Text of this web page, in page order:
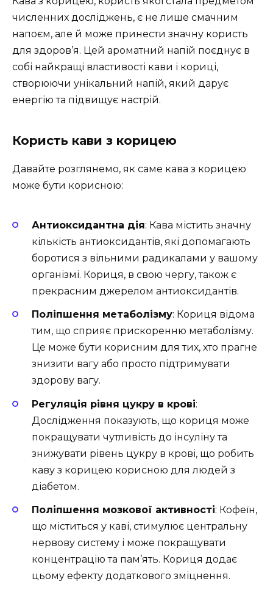
численних досліджень, є не лише смачним
напоєм, але й може принести значну користь
для здоров’я. Цей ароматний напій поєднує в
собі найкращі властивості кави і кориці,
створюючи унікальний напій, який дарує
енергію та підвищує настрій.
Користь кави з корицею
Давайте розглянемо, як саме кава з корицею
може бути корисною:
Антиоксидантна дія: Кава містить значну
кількість антиоксидантів, які допомагають
боротися з вільними радикалами у вашому
організмі. Кориця, в свою чергу, також є
прекрасним джерелом антиоксидантів.
Поліпшення метаболізму: Кориця відома
тим, що сприяє прискоренню метаболізму.
Це може бути корисним для тих, хто прагне
знизити вагу або просто підтримувати
здорову вагу.
Регуляція рівня цукру в крові:
Дослідження показують, що кориця може
покращувати чутливість до інсуліну та
знижувати рівень цукру в крові, що робить
каву з корицею корисною для людей з
діабетом.
Поліпшення мозкової активності: Кофеїн,
що міститься у каві, стимулює центральну
нервову систему і може покращувати
концентрацію та пам’ять. Кориця додає
цьому ефекту додаткового зміцнення.